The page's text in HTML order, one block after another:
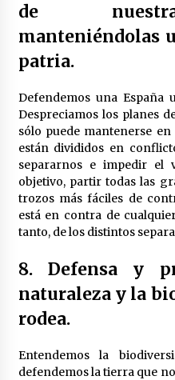
de
manteniéndolas
patria.
Defendemos una
Despreciamos los planes
sólo puede mantenerse
están divididos en
separarnos e impedir el
objetivo, partir todas las
trozos más fáciles de
está en contra de
tanto, de los distintos
8. Defensa y
naturaleza y la
rodea.
Entendemos la
defendemos la tierra que